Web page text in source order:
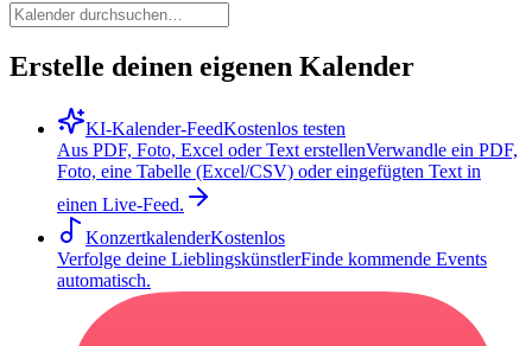
Erstelle deinen eigenen Kalender
KI-Kalender-FeedKostenlos testen
Aus PDF, Foto, Excel oder Text erstellenVerwandle ein PDF,
Foto, eine Tabelle (Excel/CSV) oder eingefügten Text in
einen Live-Feed.
KonzertkalenderKostenlos
Verfolge deine LieblingskünstlerFinde kommende Events
automatisch.